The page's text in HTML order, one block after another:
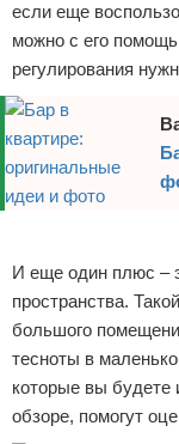
если еще
можно с его
регулирования
И еще один плюс –
пространства.
большого
тесноты в
которые вы будете
обзоре, помогут